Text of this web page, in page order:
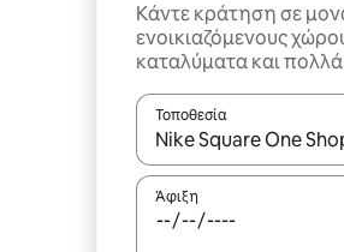
Κάντε κράτηση σε
ενοικιαζόμενους
καταλύματα και
Τοποθεσία
Όταν τα αποτελέσματα
Άφιξη